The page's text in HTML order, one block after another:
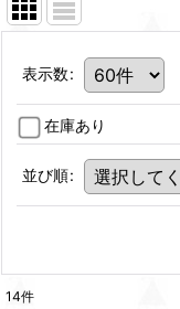
表示数:
在庫あり
並び順:
14件